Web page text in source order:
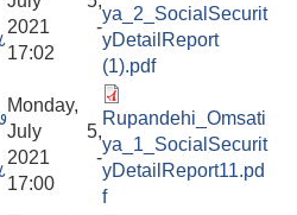
2021 -
17:02
ya_2_SocialSecurit
yDetailReport
(1).pdf
Monday,
July 5,
2021 -
17:00
Rupandehi_Omsati
ya_1_SocialSecurit
yDetailReport11.pd
f